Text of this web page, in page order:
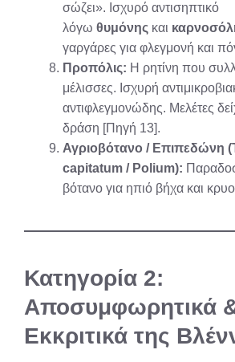
σώζει». Ισχυρό αντισηπτικό
λόγω θυμόνης και
γαργάρες για φλεγμονή και
Προπόλις: Η ρητίνη που
μέλισσες. Ισχυρή
αντιφλεγμονώδης. Μελέτες
δράση [Πηγή 13].
Αγριοβότανο / Επιπεδώνη
capitatum / Polium):
βότανο για ηπιό βήχα και
Κατηγορία 2:
Αποσυμφωρητικά
Εκκριτικά της